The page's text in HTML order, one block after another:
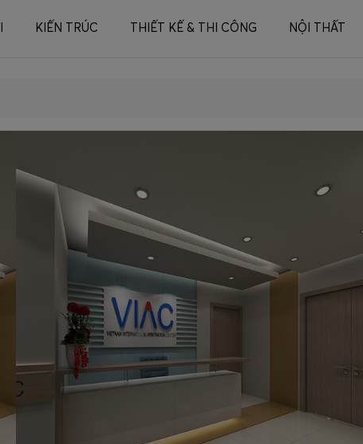
KIẾN TRÚC THIẾT KẾ & THI CÔNG NỘI THẤT